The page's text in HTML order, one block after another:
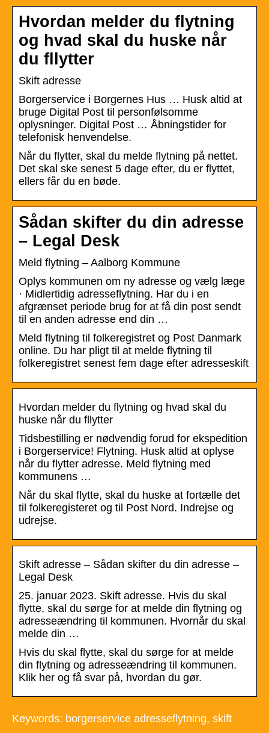
Hvordan melder du flytning
og hvad skal du huske når
du fllytter
Skift adresse
Borgerservice i Borgernes Hus … Husk altid at
bruge Digital Post til personfølsomme
oplysninger. Digital Post … Åbningstider for
telefonisk henvendelse.
Når du flytter, skal du melde flytning på nettet.
Det skal ske senest 5 dage efter, du er flyttet,
ellers får du en bøde.
Sådan skifter du din adresse
– Legal Desk
Meld flytning – Aalborg Kommune
Oplys kommunen om ny adresse og vælg læge
· Midlertidig adresseflytning. Har du i en
afgrænset periode brug for at få din post sendt
til en anden adresse end din …
Meld flytning til folkeregistret og Post Danmark
online. Du har pligt til at melde flytning til
folkeregistret senest fem dage efter adresseskift
Hvordan melder du flytning og hvad skal du
huske når du fllytter
Tidsbestilling er nødvendig forud for ekspedition
i Borgerservice! Flytning. Husk altid at oplyse
når du flytter adresse. Meld flytning med
kommunens …
Når du skal flytte, skal du huske at fortælle det
til folkeregisteret og til Post Nord. Indrejse og
udrejse.
Skift adresse – Sådan skifter du din adresse –
Legal Desk
25. januar 2023. Skift adresse. Hvis du skal
flytte, skal du sørge for at melde din flytning og
adresseændring til kommunen. Hvornår du skal
melde din …
Hvis du skal flytte, skal du sørge for at melde
din flytning og adresseændring til kommunen.
Klik her og få svar på, hvordan du gør.
Keywords: borgerservice adresseflytning, skift